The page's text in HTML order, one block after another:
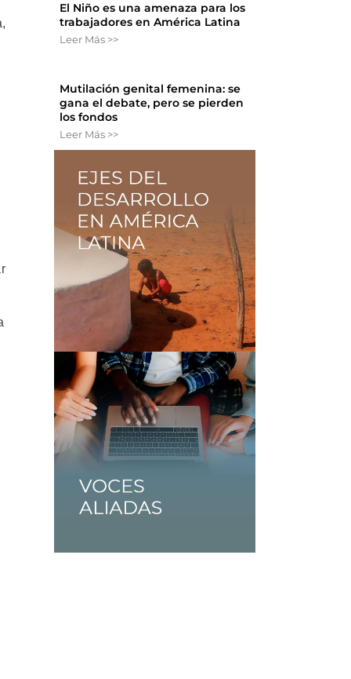
El Niño es una amenaza para los
trabajadores en América Latina
Leer Más >>
Mutilación genital femenina: se
gana el debate, pero se pierden
los fondos
Leer Más >>